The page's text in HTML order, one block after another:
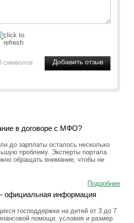
символов
в договоре с МФО?
до зарплаты осталось несколько
проблему. Эксперты портала
обращать внимание, чтобы не
Подробнее
официальная информация
господдержки на детей от 3 до 7
помощи, условия и размер